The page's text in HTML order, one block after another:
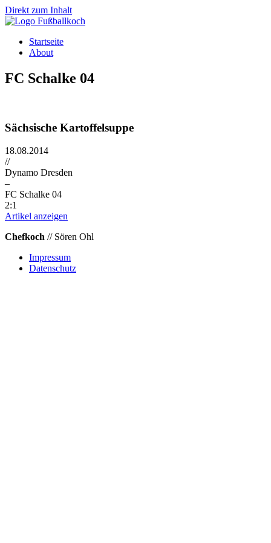
Direkt zum Inhalt
Startseite
About
FC Schalke 04
Sächsische Kartoffelsuppe
18.08.2014
//
Dynamo Dresden
–
FC Schalke 04
2:1
Artikel anzeigen
Chefkoch // Sören Ohl
Impressum
Datenschutz